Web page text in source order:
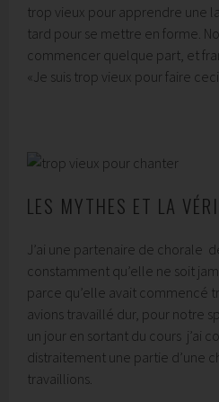
trop vieux pour apprendre une
tard pour se mettre en forme.
commencer quelque part, et
«Je suis trop vieux pour faire
LES MYTHES ET LA
J’ai une partenaire de chorale
constamment qu’elle ne soit
parce qu’elle avait commencé
avions travaillé dur, pour notre
un jour en sortant du cours j’ai
distraitement une partie d’une
travaillions.